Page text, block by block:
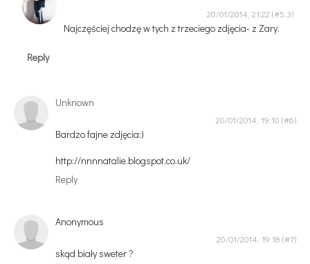
20/01/2014, 21:22
Najczęściej chodzę w tych z trzeciego zdjęcia- z Zary.
Reply
Unknown
20/01/2014, 19:10
Bardzo fajne zdjęcia:)
http://nnnnatalie.blogspot.co.uk/
Reply
Anonymous
20/01/2014, 19:18
skąd biały sweter ?